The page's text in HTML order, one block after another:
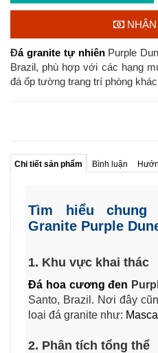
NHẬN
Đá granite tự nhiên Purple
Brazil, phù hợp với các hạng
đá ốp tường trang trí phòng
Chi tiết sản phẩm Bình luận
Tìm hiểu
Granite Purple
1. Khu vực khai thác
Đá hoa cương đen
Santo, Brazil. Nơi đây
loại đá granite như:
2. Phân tích tổng thể